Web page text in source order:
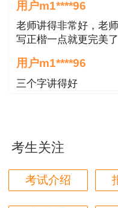
(七)外国人、台港
许可证书、台港澳人
注册造价工程师注
应当在注册有效期满
用户m1****96
老师讲得非常好，老
写正楷一点就更完美了
用户m1****96
三个字讲得好
用户m1****88
太喜欢王英老师了
用户m5****68
考生关注
考试介绍